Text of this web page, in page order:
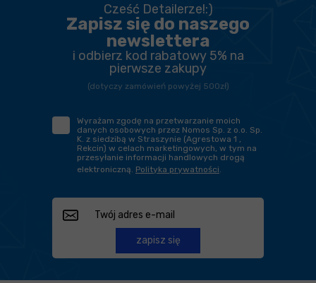
Cześć Detailerze!:)
Zapisz się do naszego
newslettera
i odbierz kod rabatowy 5% na
pierwsze zakupy
(dotyczy zamówień powyżej 500zł)
Wyrażam zgodę na przetwarzanie moich
danych osobowych przez Nomos Sp. z o.o. Sp.
K. z siedzibą w Straszynie (Agrestowa 1 ,
Rekcin) w celach marketingowych, w tym na
przesyłanie informacji handlowych drogą
elektroniczną. Polityka prywatności
zapisz się